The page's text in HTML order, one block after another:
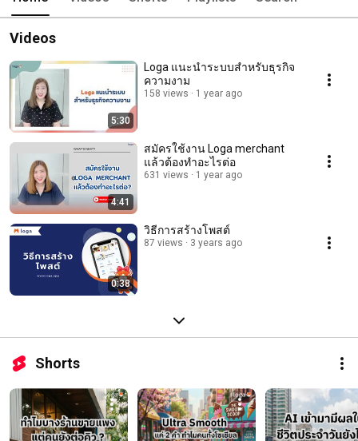
Videos
5:30
Loga แนะนำระบบสำหรับธุรกิจ
ความงาม
158 views 1 year ago
4:41
สมัครใช้งาน Loga merchant
แล้วต้องทำอะไรต่อ
631 views 1 year ago
0:38
วิธีการสร้างโพสต์
87 views 3 years ago
Shorts